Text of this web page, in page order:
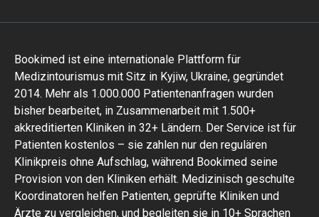
Bookimed ist eine internationale Plattform für
Medizintourismus mit Sitz in Kyjiw, Ukraine, gegründet
2014. Mehr als 1.000.000 Patientenanfragen wurden
bisher bearbeitet, in Zusammenarbeit mit 1.500+
akkreditierten Kliniken in 32+ Ländern. Der Service ist für
Patienten kostenlos – sie zahlen nur den regulären
Klinikpreis ohne Aufschlag, während Bookimed seine
Provision von den Kliniken erhält. Medizinisch geschulte
Koordinatoren helfen Patienten, geprüfte Kliniken und
Ärzte zu vergleichen, und begleiten sie in 10+ Sprachen